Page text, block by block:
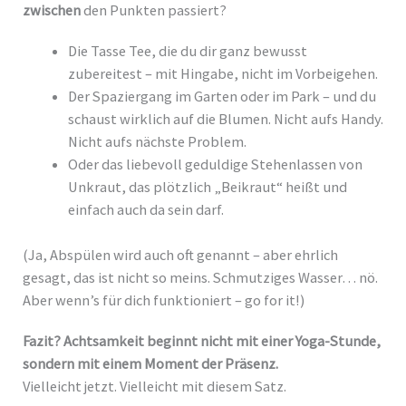
zwischenden Punkten passiert?
Die Tasse Tee, die du dir ganz bewusst
zubereitest – mit Hingabe, nicht im Vorbeigehen.
Der Spaziergang im Garten oder im Park – und du
schaust wirklich auf die Blumen. Nicht aufs Handy.
Nicht aufs nächste Problem.
Oder das liebevoll geduldige Stehenlassen von
Unkraut, das plötzlich „Beikraut“ heißt und
einfach auch da sein darf.
(Ja, Abspülen wird auch oft genannt – aber ehrlich
gesagt, das ist nicht so meins. Schmutziges Wasser… nö.
Aber wenn’s für dich funktioniert – go for it!)
Fazit?Achtsamkeit beginnt nicht mit einer Yoga-Stunde,
sondern mit einem Moment der Präsenz.
Vielleicht jetzt. Vielleicht mit diesem Satz.